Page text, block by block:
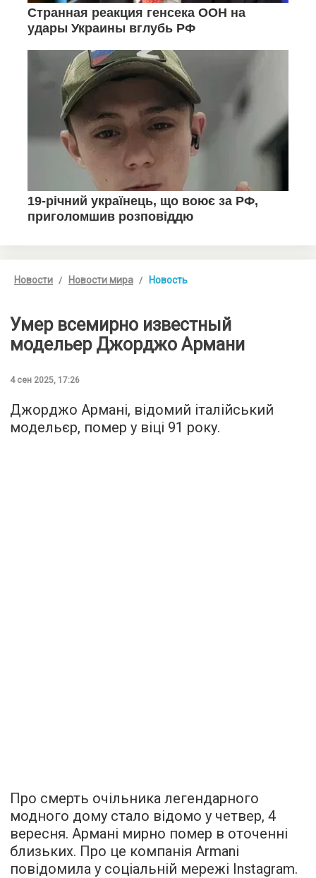
Новости Новости мира Новость
Умер всемирно известный
модельер Джорджо Армани
4 сен 2025, 17:26
Джорджо Армані, відомий італійський
модельєр, помер у віці 91 року.
Про смерть очільника легендарного
модного дому стало відомо у четвер, 4
вересня. Армані мирно помер в оточенні
близьких. Про це компанія Armani
повідомила у соціальній мережі Instagram.